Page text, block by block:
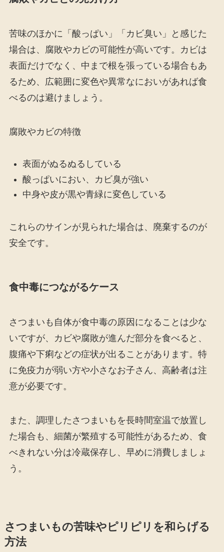
苦味のほかに「酸っぱい」「カビ臭い」と感じた
場合は、腐敗やカビの可能性が高いです。カビは
表面だけでなく、中まで根を張っている場合もあ
るため、広範囲に変色や異常なにおいがあれば食
べるのは避けましょう。
腐敗やカビの特徴
表面がぬるぬるしている
酸っぱいにおい、カビ臭が強い
中身や皮が黒や青緑に変色している
これらのサインが見られた場合は、廃棄するのが
安全です。
食中毒につながるケース
さつまいも自体が食中毒の原因になることは少な
いですが、カビや腐敗が進んだ部分を食べると、
腹痛や下痢などの症状が出ることがあります。特
に免疫力が弱い方や小さなお子さん、高齢者は注
意が必要です。
また、調理したさつまいもを長時間室温で放置し
た場合も、細菌が繁殖する可能性があるため、食
べきれない分は冷蔵保存し、早めに消費しましょ
う。
さつまいもの苦味やピリピリを和らげる
方法